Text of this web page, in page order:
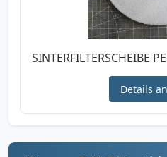
SINTERFILTERSCHEIBE
Details